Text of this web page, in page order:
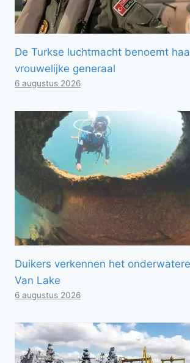
De Turkse luchtmacht benoemt
vrouwelijke generaal
6 augustus 2026
Duikers verkennen het
Van Lake
6 augustus 2026